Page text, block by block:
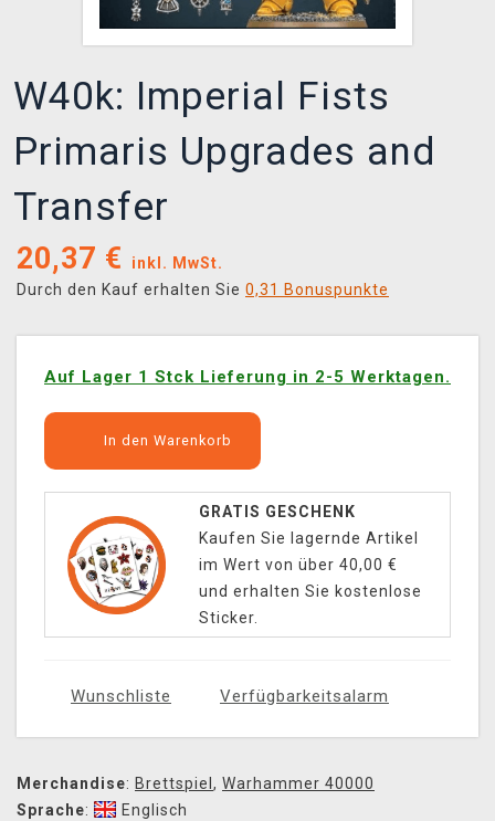
W40k: Imperial Fists
Primaris Upgrades and
Transfer
20,37 €
inkl. MwSt.
Durch den Kauf erhalten Sie 0,31 Bonuspunkte
Auf Lager 1 Stck Lieferung in 2-5 Werktagen.
In den Warenkorb
GRATIS GESCHENK
Kaufen Sie lagernde Artikel
im Wert von über 40,00 €
und erhalten Sie kostenlose
Sticker.
Wunschliste Verfügbarkeitsalarm
Merchandise: Brettspiel , Warhammer 40000
Sprache:
Englisch